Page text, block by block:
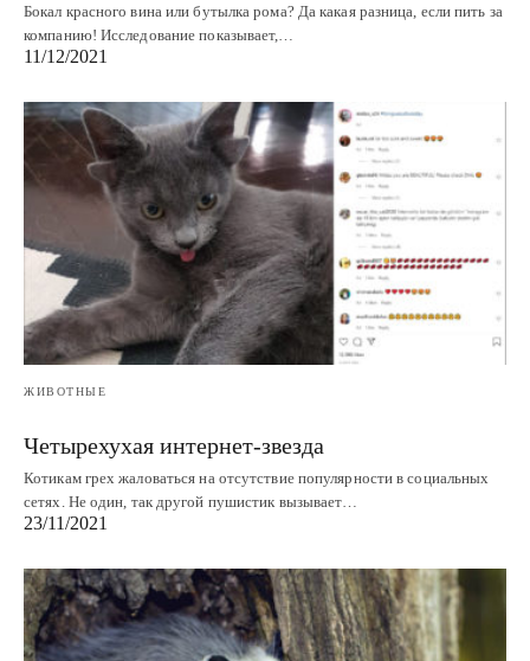
Бокал красного вина или бутылка рома? Да какая разница, если пить за
компанию! Исследование показывает,…
11/12/2021
ЖИВОТНЫЕ
Четырехухая интернет-звезда
Котикам грех жаловаться на отсутствие популярности в социальных
сетях. Не один, так другой пушистик вызывает…
23/11/2021